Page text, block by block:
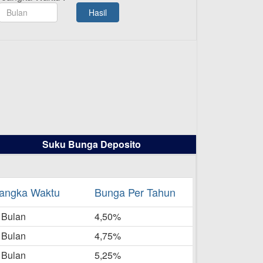
TAMASHA Bulan Agustus 2025
Daftar Pemenang Undian
16-06-2025
Daftar Pemenang Undian
TAMASHA Bulan Mei 2025
20-05-2025
Laporan Keuangan Berkelanjutan
Hasil
Suku Bunga Deposito
Waktu Bunga Per Tahun
4,50%
4,75%
5,25%